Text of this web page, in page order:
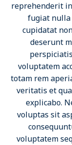
reprehenderit
fugiat nulla
cupidatat
deserunt
voluptatem
totam rem
veritatis et
explicabo.
voluptas sit
voluptatem